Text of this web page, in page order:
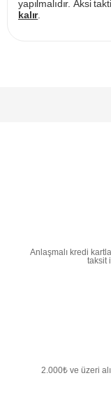
yapılmalıdır. Aksi
kalır.
Anlaşmalı kredi
taksit
2.000₺ ve üzeri